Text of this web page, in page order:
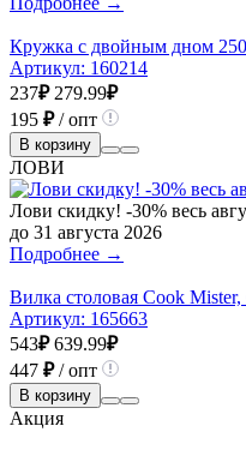
Кружка с двойным дном
Артикул: 160214
237₽ 279.99₽
195 ₽/ опт
В корзину
ЛОВИ
Лови скидку! -30% весь
до 31 августа 2026
Подробнее →
Вилка столовая Cook
Артикул: 165663
543₽ 639.99₽
447 ₽/ опт
В корзину
Акция